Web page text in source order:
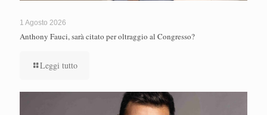
1 Agosto 2026
Anthony Fauci, sarà citato per oltraggio al Congresso?
Leggi tutto